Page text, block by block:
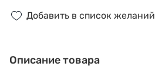
Добавить в список желаний
Описание товара